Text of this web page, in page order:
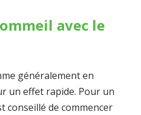
avec le
généralement en
un effet rapide. Pour un
conseillé de commencer